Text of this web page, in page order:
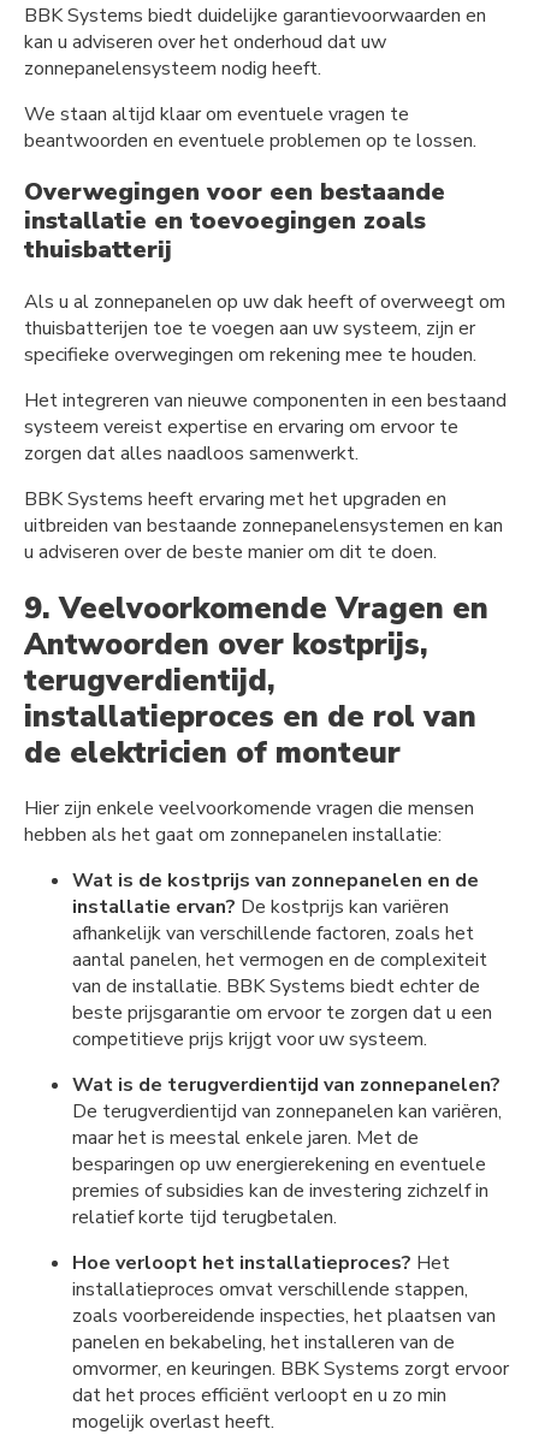
BBK Systems biedt duidelijke garantievoorwaarden en
kan u adviseren over het onderhoud dat uw
zonnepanelensysteem nodig heeft.
We staan altijd klaar om eventuele vragen te
beantwoorden en eventuele problemen op te lossen.
Overwegingen voor een bestaande
installatie en toevoegingen zoals
thuisbatterij
Als u al zonnepanelen op uw dak heeft of overweegt om
thuisbatterijen toe te voegen aan uw systeem, zijn er
specifieke overwegingen om rekening mee te houden.
Het integreren van nieuwe componenten in een bestaand
systeem vereist expertise en ervaring om ervoor te
zorgen dat alles naadloos samenwerkt.
BBK Systems heeft ervaring met het upgraden en
uitbreiden van bestaande zonnepanelensystemen en kan
u adviseren over de beste manier om dit te doen.
9. Veelvoorkomende Vragen en
Antwoorden over kostprijs,
terugverdientijd,
installatieproces en de rol van
de elektricien of monteur
Hier zijn enkele veelvoorkomende vragen die mensen
hebben als het gaat om zonnepanelen installatie:
Wat is de kostprijs van zonnepanelen en de
installatie ervan? De kostprijs kan variëren
afhankelijk van verschillende factoren, zoals het
aantal panelen, het vermogen en de complexiteit
van de installatie. BBK Systems biedt echter de
beste prijsgarantie om ervoor te zorgen dat u een
competitieve prijs krijgt voor uw systeem.
Wat is de terugverdientijd van zonnepanelen?
De terugverdientijd van zonnepanelen kan variëren,
maar het is meestal enkele jaren. Met de
besparingen op uw energierekening en eventuele
premies of subsidies kan de investering zichzelf in
relatief korte tijd terugbetalen.
Hoe verloopt het installatieproces? Het
installatieproces omvat verschillende stappen,
zoals voorbereidende inspecties, het plaatsen van
panelen en bekabeling, het installeren van de
omvormer, en keuringen. BBK Systems zorgt ervoor
dat het proces efficiënt verloopt en u zo min
mogelijk overlast heeft.